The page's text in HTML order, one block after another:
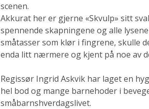
scenen.
Akkurat her er gjerne «Skvulp» sitt
spennende skapningene og alle
småtasser som klør i fingrene, skulle
enda litt nærmere og kjent på noe av
Regissør Ingrid Askvik har laget en
hel bod og mange barnehoder i
småbarnshverdagslivet.